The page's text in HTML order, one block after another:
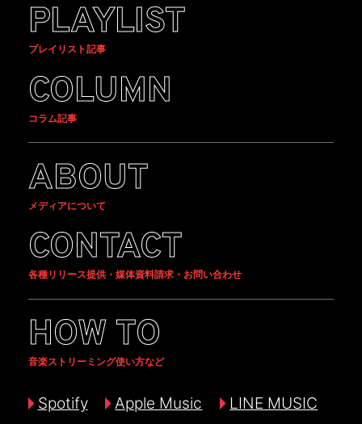
PLAYLIST
プレイリスト記事
COLUMN
コラム記事
ABOUT
メディアについて
CONTACT
各種リリース提供・媒体資料請求・お問い合わせ
HOW TO
音楽ストリーミング使い方など
Spotify Apple Music
LINE MUSIC